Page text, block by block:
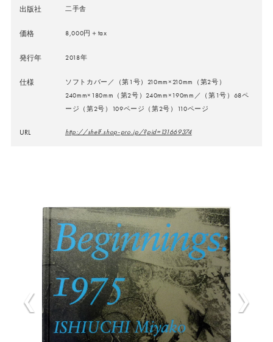
出版社 二手舎
価格 8,000円＋tax
発行年 2018年
仕様
ソフトカバー／（第1号）210mm×210mm（第2号）
240mm×180mm（第2号）240mm×190mm／（第1号）68ペ
ージ（第2号）109ページ（第2号）110ページ
URL http://shelf.shop-pro.jp/?pid=131669374